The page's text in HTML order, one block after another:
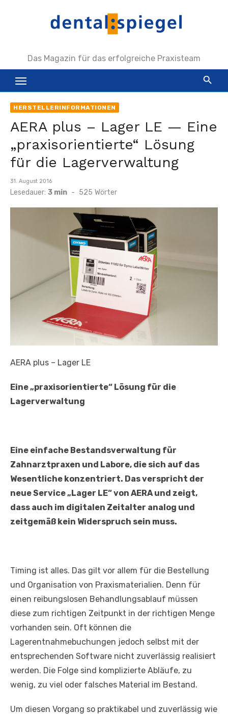
Das Magazin für das erfolgreiche Praxisteam
HERSTELLERINFORMATIONEN
AERA plus – Lager LE — Eine
„praxisorientierte“ Lösung
für die Lagerverwaltung
Veröffentlicht
am
31. August 2016
Lesedauer: 3 min - 525 Wörter
AERA plus – Lager LE
Eine „praxisorientierte“ Lösung für die
Lagerverwaltung
Eine einfache Bestandsverwaltung für
Zahnarztpraxen und Labore, die sich auf das
Wesentliche konzentriert. Das verspricht der
neue Service „Lager LE“ von AERA und zeigt,
dass auch im digitalen Zeitalter analog und
zeitgemäß kein Widerspruch sein muss.
Timing ist alles. Das gilt vor allem für die Bestellung
und Organisation von Praxismaterialien. Denn für
einen reibungslosen Behandlungsablauf müssen
diese zum richtigen Zeitpunkt in der richtigen Menge
vorhanden sein. Oft können die
Lagerentnahmebuchungen jedoch selbst mit der
entsprechenden Software nicht zuverlässig realisiert
werden. Die Folge sind komplizierte Abläufe, zu
wenig, zu viel oder falsches Material im Bestand.
Um diesen Vorgang so praktikabel und zuverlässig wie